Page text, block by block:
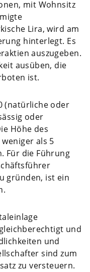
mit Wohnsitz
Lira, wird am
hinterlegt. Es
auszugeben.
ausüben, die
ist.
(natürliche oder
oder
Höhe des
als 5
Für die Führung
gründen, ist ein
und
und
sind zum
zu versteuern.